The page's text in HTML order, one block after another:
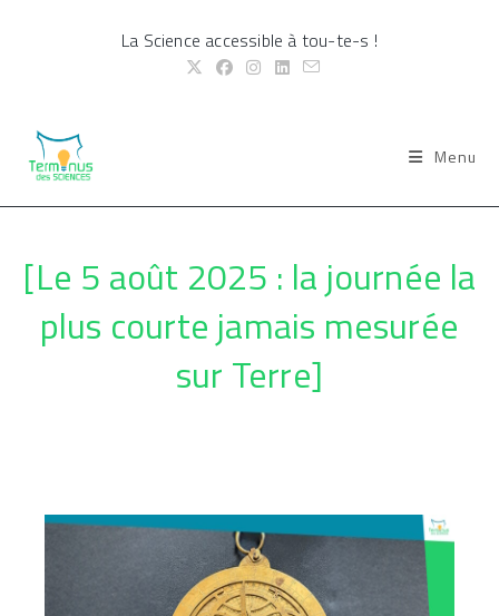
La Science accessible à tou-te-s !
Menu
[Le 5 août 2025 : la journée la
plus courte jamais mesurée
sur Terre]